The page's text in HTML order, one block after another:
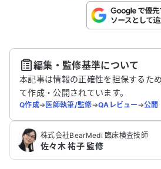
こちらは送信専用のフォームです。氏
送信する
編集・監修基準について
本記事は情報の正確性を担保するた
て作成・公開されています。
Q作成➔医師執筆/監修➔QAレビュー➔公開
株式会社BearMedi 臨床検査技師
佐々木 祐子 監修